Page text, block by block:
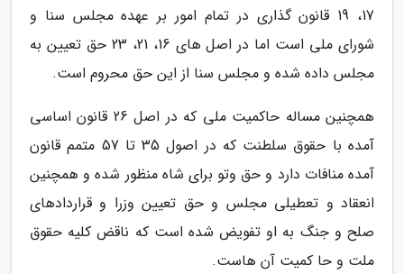
17، 19 قانون گذاری در تمام امور بر عهده مجلس سنا و
شورای ملی است اما در اصل های 16، 21، 23 حق تعیین به
مجلس داده شده و مجلس سنا از این حق محروم است.
همچنین مساله حاکمیت ملی که در اصل 26 قانون اساسی
آمده با حقوق سلطنت که در اصول 35 تا 57 متمم قانون
آمده منافات دارد و حق وتو برای شاه منظور شده و همچنین
انعقاد و تعطیلی مجلس و حق تعیین وزرا و قراردادهای
صلح و جنگ به او تفویض شده است که ناقض کلیه حقوق
ملت و حا کمیت آن هاست.